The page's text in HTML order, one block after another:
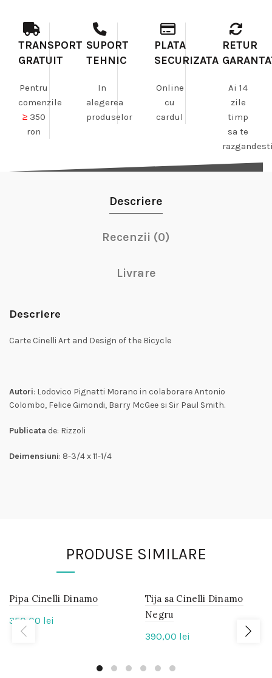
TRANSPORT
GRATUIT
Pentru
comenzile
≥350
ron
SUPORT
TEHNIC
In
alegerea
produselor
PLATA
SECURIZATA
Online
cu
cardul
RETUR
Ai 14
zile
timp
sa te
Descriere
Recenzii (0)
Livrare
Descriere
Carte Cinelli Art and Design of the Bicycle
Autori: Lodovico Pignatti Morano in colaborare Antonio
Colombo, Felice Gimondi, Barry McGee si Sir Paul Smith.
Publicata de: Rizzoli
Deimensiuni: 8-3/4 x 11-1/4
PRODUSE SIMILARE
IN
STOC
Pipa Cinelli Dinamo
350,00 lei
IN
STOC
Tija sa Cinelli Dinamo
Negru
390,00 lei